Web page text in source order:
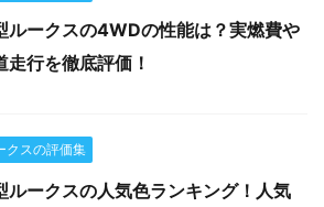
ルークスの4WDの性能は？実燃費や
走行を徹底評価！
クスの評価集
ルークスの人気色ランキング！人気